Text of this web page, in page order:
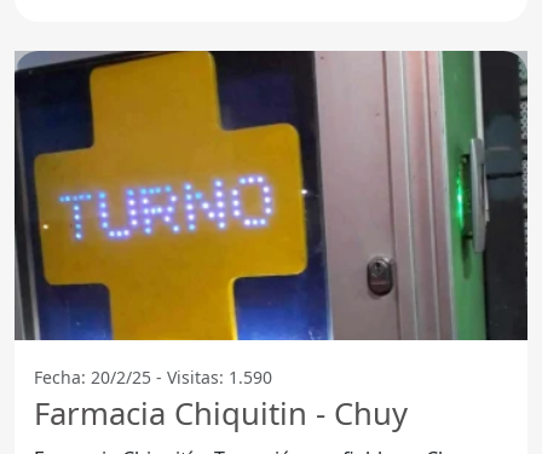
Fecha: 20/2/25 - Visitas: 1.590
Farmacia Chiquitin - Chuy